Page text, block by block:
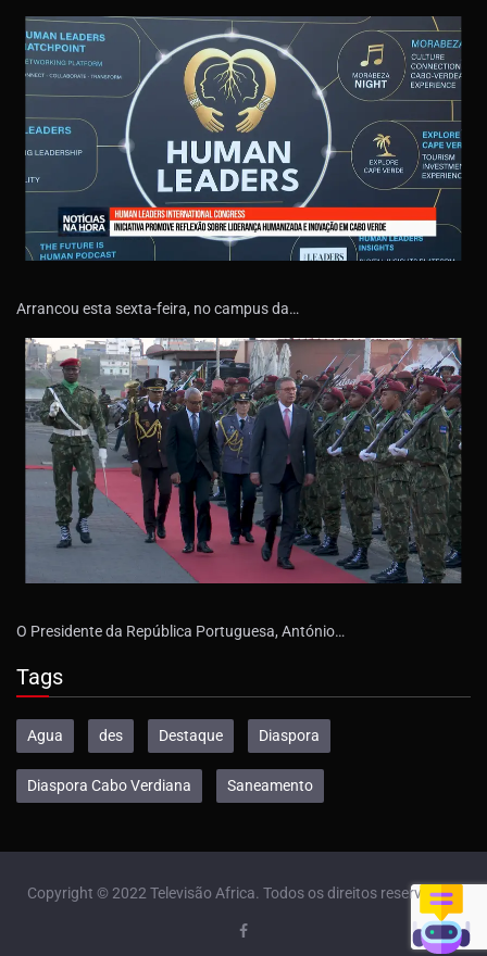
Arrancou esta sexta-feira, no campus da…
O Presidente da República Portuguesa, António…
Tags
Agua des Destaque Diaspora
Diaspora Cabo Verdiana Saneamento
Copyright © 2022 Televisão Africa. Todos os direitos reservados.